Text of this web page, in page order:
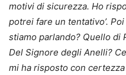
motivi di sicurezza. Ho
potrei fare un tentativo’.
stiamo parlando? Quello di
Del Signore degli Anelli?
mi ha risposto con